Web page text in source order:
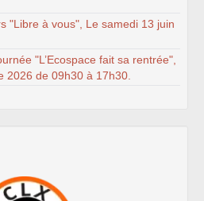
"Libre à vous", Le samedi 13 juin
"L’Ecospace fait sa rentrée",
2026 de 09h30 à 17h30.